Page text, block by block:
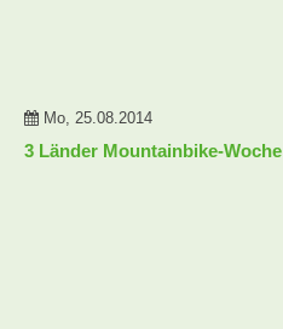
Mo, 25.08.2014
3 Länder Mountainbike-Woche